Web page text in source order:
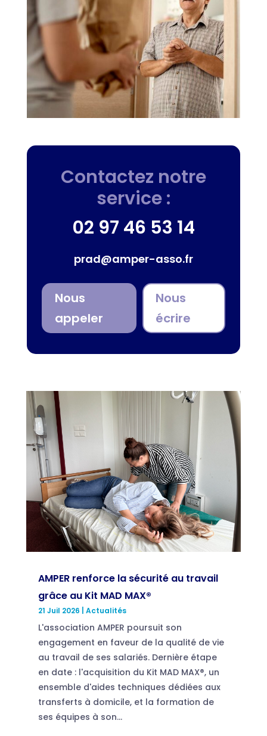
Contactez notre
service :
02 97 46 53 14
prad@amper-asso.fr
Nous
appeler
Nous
écrire
AMPER renforce la sécurité au travail
grâce au Kit MAD MAX®
21 Juil 2026 Actualités
L'association AMPER poursuit son
engagement en faveur de la qualité de vie
au travail de ses salariés. Dernière étape
en date : l'acquisition du Kit MAD MAX®, un
ensemble d'aides techniques dédiées aux
transferts à domicile, et la formation de
ses équipes à son...